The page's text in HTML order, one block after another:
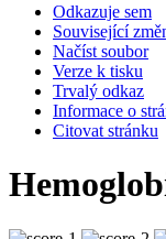
Odkazuje sem
Související
Načíst soubor
Verze k tisku
Trvalý odkaz
Informace o
Citovat stránku